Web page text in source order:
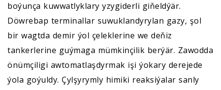
boýunça kuwwatlyklary yzygiderli giňeldýär.
Döwrebap terminallar suwuklandyrylan gazy, şol
bir wagtda demir ýol çeleklerine we deňiz
tankerlerine guýmaga mümkinçilik berýär. Zawodda
önümçiligi awtomatlaşdyrmak işi ýokary derejede
ýola goýuldy. Çylşyrymly himiki reaksiýalar sanly